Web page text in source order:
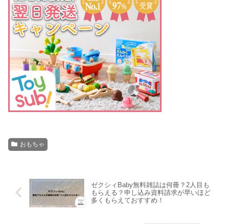
おもちゃ
ゼクシィBaby無料雑誌は何冊？2人目も
もらえる？申し込み資料請求が早いほど
多くもらえておすすめ！